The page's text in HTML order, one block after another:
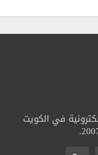
في الكويت